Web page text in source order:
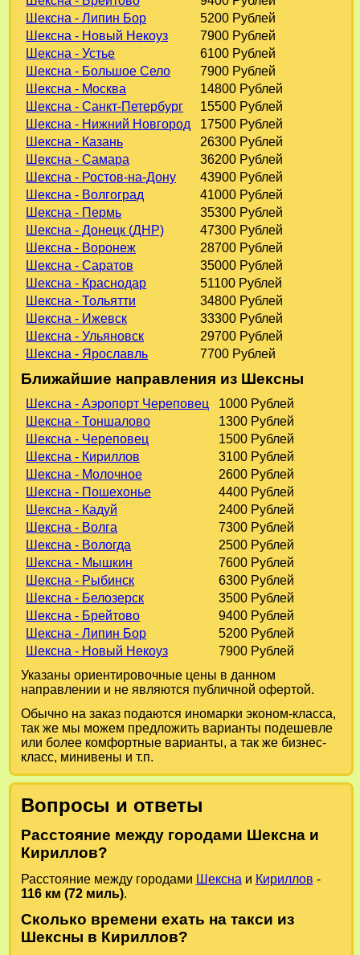
Шексна - Липин Бор
5200 Рублей
Шексна - Новый Некоуз
7900 Рублей
Шексна - Устье
6100 Рублей
Шексна - Большое Село
7900 Рублей
Шексна - Москва
14800 Рублей
Шексна - Санкт-Петербург
15500 Рублей
Шексна - Нижний Новгород
17500 Рублей
Шексна - Казань
26300 Рублей
Шексна - Самара
36200 Рублей
Шексна - Ростов-на-Дону
43900 Рублей
Шексна - Волгоград
41000 Рублей
Шексна - Пермь
35300 Рублей
Шексна - Донецк (ДНР)
47300 Рублей
Шексна - Воронеж
28700 Рублей
Шексна - Саратов
35000 Рублей
Шексна - Краснодар
51100 Рублей
Шексна - Тольятти
34800 Рублей
Шексна - Ижевск
33300 Рублей
Шексна - Ульяновск
29700 Рублей
Шексна - Ярославль
7700 Рублей
Ближайшие направления из Шексны
Шексна - Аэропорт Череповец
1000 Рублей
Шексна - Тоншалово
1300 Рублей
Шексна - Череповец
1500 Рублей
Шексна - Кириллов
3100 Рублей
Шексна - Молочное
2600 Рублей
Шексна - Пошехонье
4400 Рублей
Шексна - Кадуй
2400 Рублей
Шексна - Волга
7300 Рублей
Шексна - Вологда
2500 Рублей
Шексна - Мышкин
7600 Рублей
Шексна - Рыбинск
6300 Рублей
Шексна - Белозерск
3500 Рублей
Шексна - Брейтово
9400 Рублей
Шексна - Липин Бор
5200 Рублей
Шексна - Новый Некоуз
7900 Рублей
Указаны ориентировочные цены в данном
направлении и не являются публичной офертой.
Обычно на заказ подаются иномарки эконом-класса,
так же мы можем предложить варианты подешевле
или более комфортные варианты, а так же бизнес-
класс, минивены и т.п.
Вопросы и ответы
Расстояние между городами Шексна и
Кириллов?
Расстояние между городами Шексна и Кириллов -
116 км (72 миль).
Сколько времени ехать на такси из
Шексны в Кириллов?